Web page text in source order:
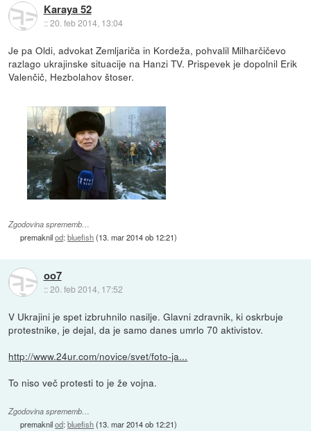
Karaya 52
::20. feb 2014, 13:04
Je pa Oldi, advokat Zemljariča in Kordeža, pohvalil Milharčičevo
razlago ukrajinske situacije na Hanzi TV. Prispevek je dopolnil Erik
Valenčič, Hezbolahov štoser.
Zgodovina sprememb…
premaknilod:bluefish(13. mar 2014 ob 12:21)
oo7
::20. feb 2014, 17:52
V Ukrajini je spet izbruhnilo nasilje. Glavni zdravnik, ki oskrbuje
protestnike, je dejal, da je samo danes umrlo 70 aktivistov.
http://www.24ur.com/novice/svet/foto-ja...
To niso več protesti to je že vojna.
Zgodovina sprememb…
premaknilod:bluefish(13. mar 2014 ob 12:21)